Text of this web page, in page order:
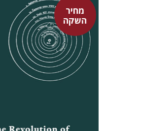
מחיר
השקה
צבי מזא"ה
אלישבע הרשלר